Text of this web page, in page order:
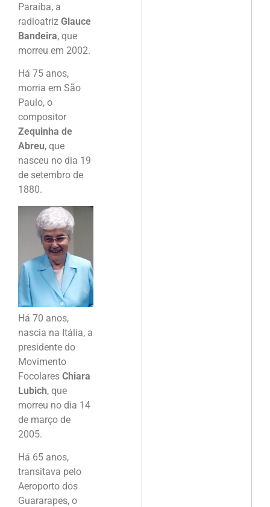
Paraíba, a
radioatriz Glauce
Bandeira, que
morreu em 2002.
Há 75 anos,
morria em São
Paulo, o
compositor
Zequinha de
Abreu, que
nasceu no dia 19
de setembro de
1880.
Há 70 anos,
nascia na Itália, a
presidente do
Movimento
Focolares Chiara
Lubich, que
morreu no dia 14
de março de
2005.
Há 65 anos,
transitava pelo
Aeroporto dos
Guararapes, o